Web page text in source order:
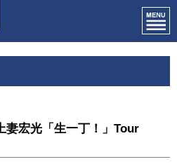
妻宏光「生一丁！」Tour